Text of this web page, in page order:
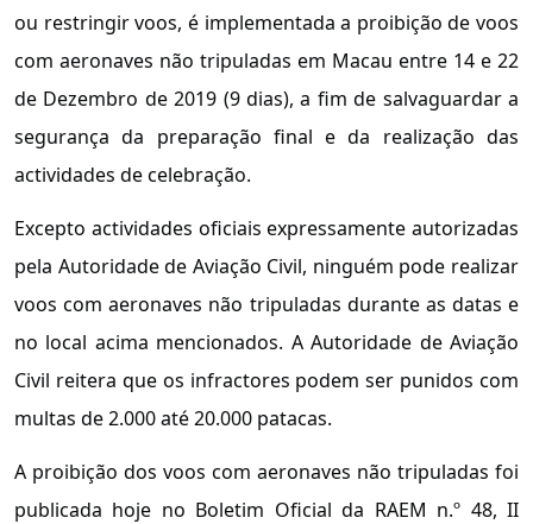
ou restringir voos, é implementada a proibição de voos
com aeronaves não tripuladas em Macau entre 14 e 22
de Dezembro de 2019 (9 dias), a fim de salvaguardar a
segurança da preparação final e da realização das
actividades de celebração.
Excepto actividades oficiais expressamente autorizadas
pela Autoridade de Aviação Civil, ninguém pode realizar
voos com aeronaves não tripuladas durante as datas e
no local acima mencionados. A Autoridade de Aviação
Civil reitera que os infractores podem ser punidos com
multas de 2.000 até 20.000 patacas.
A proibição dos voos com aeronaves não tripuladas foi
publicada hoje no Boletim Oficial da RAEM n.º 48, II